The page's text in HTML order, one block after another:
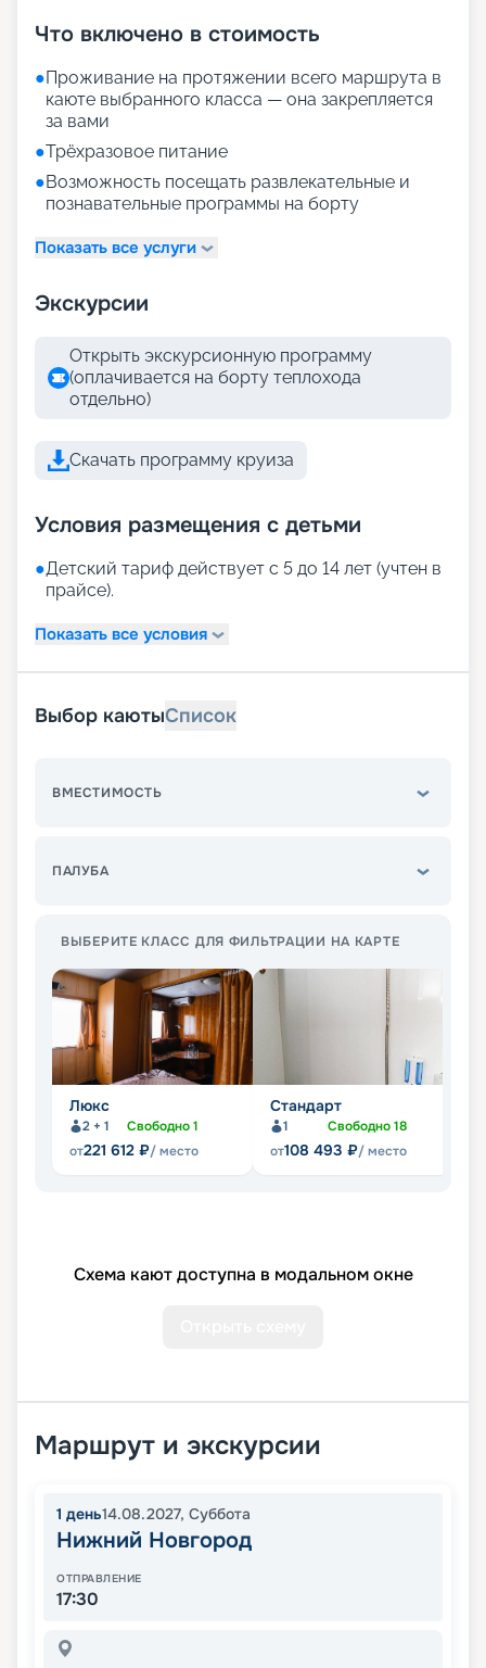
Что включено в стоимость
●Проживание на протяжении всего маршрута в
каюте выбранного класса — она закрепляется
за вами
●Трёхразовое питание
●Возможность посещать развлекательные и
познавательные программы на борту
Показать все услуги
Экскурсии
Открыть экскурсионную программу
(оплачивается на борту теплохода
отдельно)
Скачать программу круиза
Условия размещения с детьми
●Детский тариф действует с 5 до 14 лет (учтен в
прайсе).
Показать все условия
Выбор каютыСписок
ВМЕСТИМОСТЬ
ПАЛУБА
ВЫБЕРИТЕ КЛАСС ДЛЯ ФИЛЬТРАЦИИ НА КАРТЕ
Люкс
2 + 1 Свободно1
от221 612 ₽/ место
Стандарт
1 Свободно18
от108 493 ₽/ место
Схема кают доступна в модальном окне
Маршрут и экскурсии
1 день14.08.2027, Суббота
Нижний Новгород
ОТПРАВЛЕНИЕ
17:30